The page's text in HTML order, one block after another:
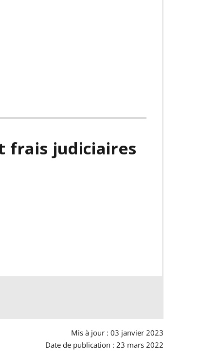
frais judiciaires
Mis à jour : 03 janvier 2023
Date de publication : 23 mars 2022